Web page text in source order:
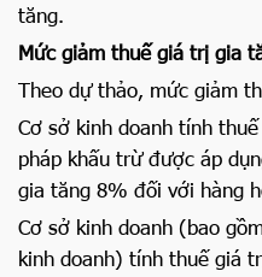
tăng.
Mức giảm thuế giá trị gia
Theo dự thảo, mức giảm
Cơ sở kinh doanh tính
pháp khấu trừ được áp
gia tăng 8% đối với hàng
Cơ sở kinh doanh (bao
kinh doanh) tính thuế giá